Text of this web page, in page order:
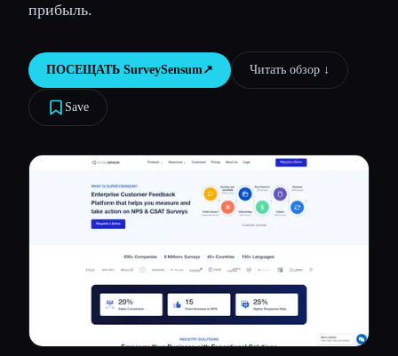
Блог
Сравнить инструменты
прибыль.
ПОСЕЩАТЬ SurveySensum↗︎ Читать обзор ↓︎
Save